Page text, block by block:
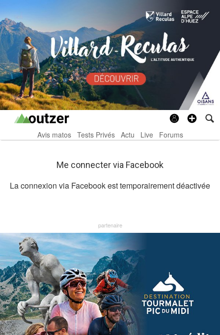
Avis matos Tests Privés Actu Live Forums
Me connecter via Facebook
La connexion via Facebook est temporairement déactivée